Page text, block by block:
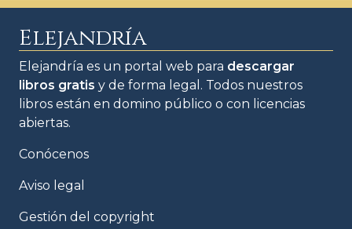
Elejandría
Elejandría es un portal web para descargar
libros gratis y de forma legal. Todos nuestros
libros están en domino público o con licencias
abiertas.
Conócenos
Aviso legal
Gestión del copyright